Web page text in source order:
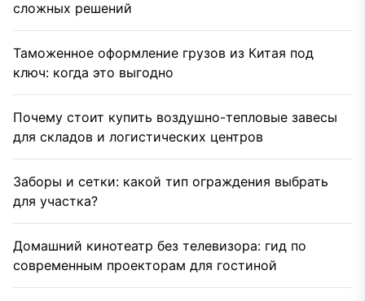
сложных решений
Таможенное оформление грузов из Китая под
ключ: когда это выгодно
Почему стоит купить воздушно-тепловые завесы
для складов и логистических центров
Заборы и сетки: какой тип ограждения выбрать
для участка?
Домашний кинотеатр без телевизора: гид по
современным проекторам для гостиной